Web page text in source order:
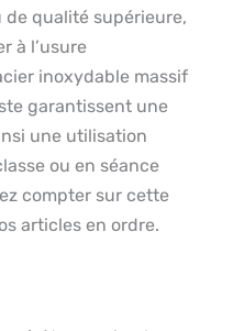
de qualité supérieure,
à l’usure
inoxydable massif
garantissent une
une utilisation
ou en séance
compter sur cette
articles en ordre.